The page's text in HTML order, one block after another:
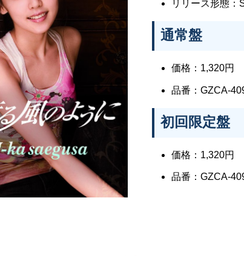
リリース形態：
通常盤
価格：1,320円
品番：GZCA-
初回限定盤
価格：1,320円
品番：GZCA-